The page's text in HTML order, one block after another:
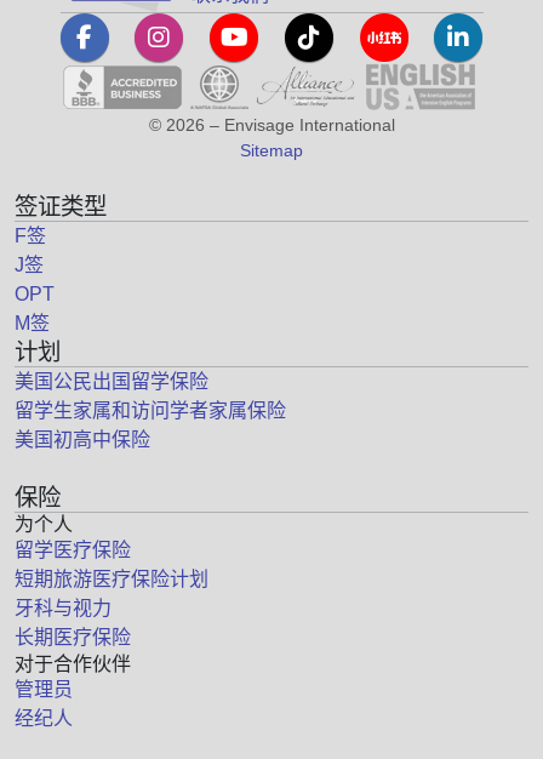
© 2026 – Envisage International
Sitemap
签证类型
F签
J签
OPT
M签
计划
美国公民出国留学保险
留学生家属和访问学者家属保险
美国初高中保险
保险
为个人
留学医疗保险
短期旅游医疗保险计划
牙科与视力
长期医疗保险
对于合作伙伴
管理员
经纪人